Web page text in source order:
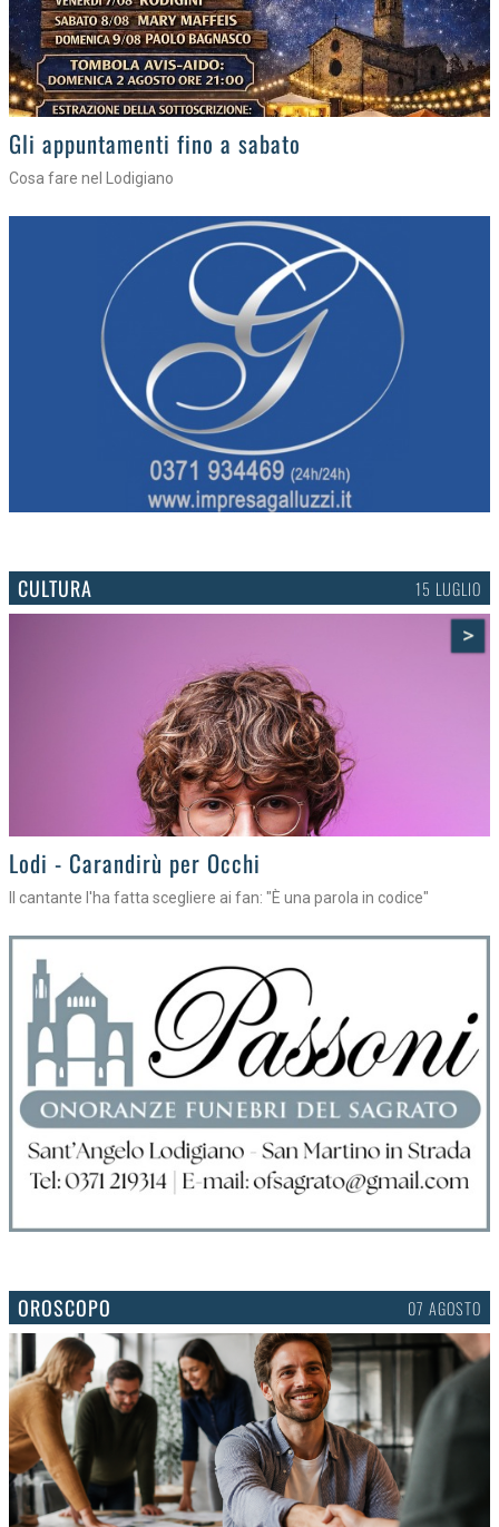
Gli eventi della settimana
Tra torte, cinema e musica live
CULTURA 15 LUGLIO
>
Lodi - Carandirù per Occhi
Il cantante l'ha fatta scegliere ai fan: "È una parola in codice"
OROSCOPO 07 AGOSTO